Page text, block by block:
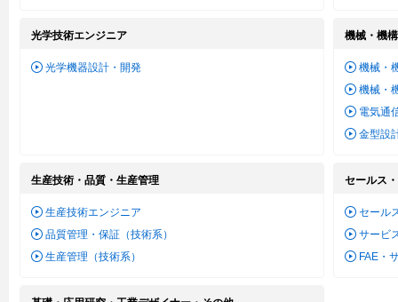
光学技術エンジニア
光学機器設計・開発
機械・機
機械・
機械・
電気通
金型設
生産技術・品質・生産管理
生産技術エンジニア
品質管理・保証（技術系）
生産管理（技術系）
セールス
セール
サービ
FAE・